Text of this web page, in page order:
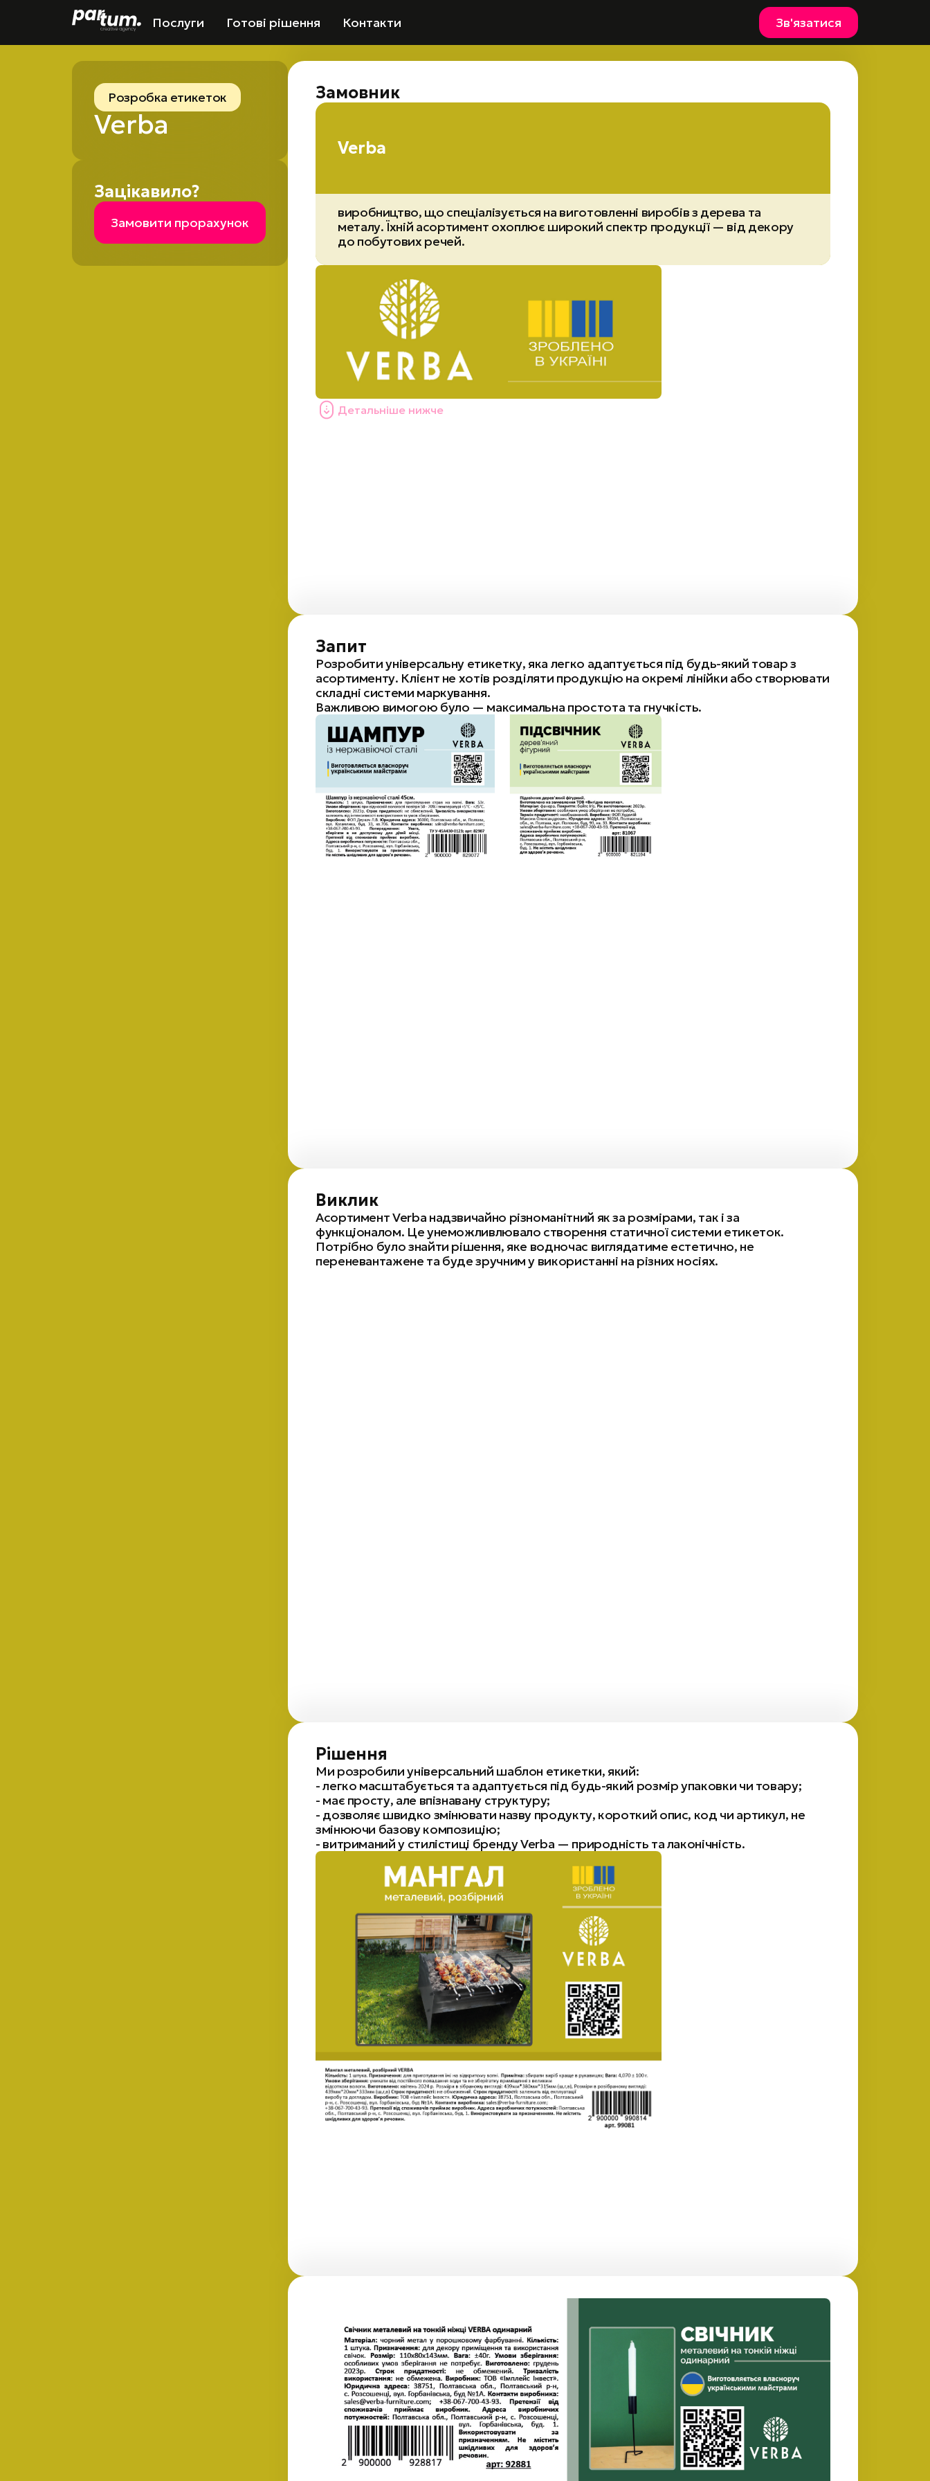
Послуги Готові рішення Контакти Зв'язатися
Розробка етикеток
Verba
Зацікавило?
Замовити прорахунок
Замовник
Verba
виробництво, що спеціалізується на виготовленні виробів з дерева та
металу. Їхній асортимент охоплює широкий спектр продукції — від декору
до побутових речей.
Детальніше нижче
‍Запит
Розробити універсальну етикетку, яка легко адаптується під будь-який товар з
асортименту. Клієнт не хотів розділяти продукцію на окремі лінійки або створювати
складні системи маркування.
Важливою вимогою було — максимальна простота та гнучкість.
Виклик
Асортимент Verba надзвичайно різноманітний як за розмірами, так і за
функціоналом. Це унеможливлювало створення статичної системи етикеток.
Потрібно було знайти рішення, яке водночас виглядатиме естетично, не
переневантажене та буде зручним у використанні на різних носіях.
Рішення
Ми розробили універсальний шаблон етикетки, який:
- легко масштабується та адаптується під будь-який розмір упаковки чи товару;
- має просту, але впізнавану структуру;
- дозволяє швидко змінювати назву продукту, короткий опис, код чи артикул, не
змінюючи базову композицію;
- витриманий у стилістиці бренду Verba — природність та лаконічність.